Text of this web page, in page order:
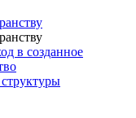
в созданное